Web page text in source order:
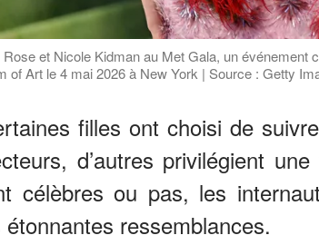
Rose et Nicole Kidman au Met Gala, un
of Art le 4 mai 2026 à New York | Source : Getty
filles ont choisi de
d’autres privilégient
célèbres ou pas, les
étonnantes ressemblances.